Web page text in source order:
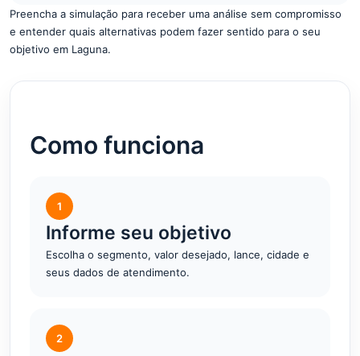
Preencha a simulação para receber uma análise sem compromisso
e entender quais alternativas podem fazer sentido para o seu
objetivo em Laguna.
Como funciona
1
Informe seu objetivo
Escolha o segmento, valor desejado, lance, cidade e
seus dados de atendimento.
2